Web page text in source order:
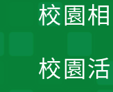
校園
校園